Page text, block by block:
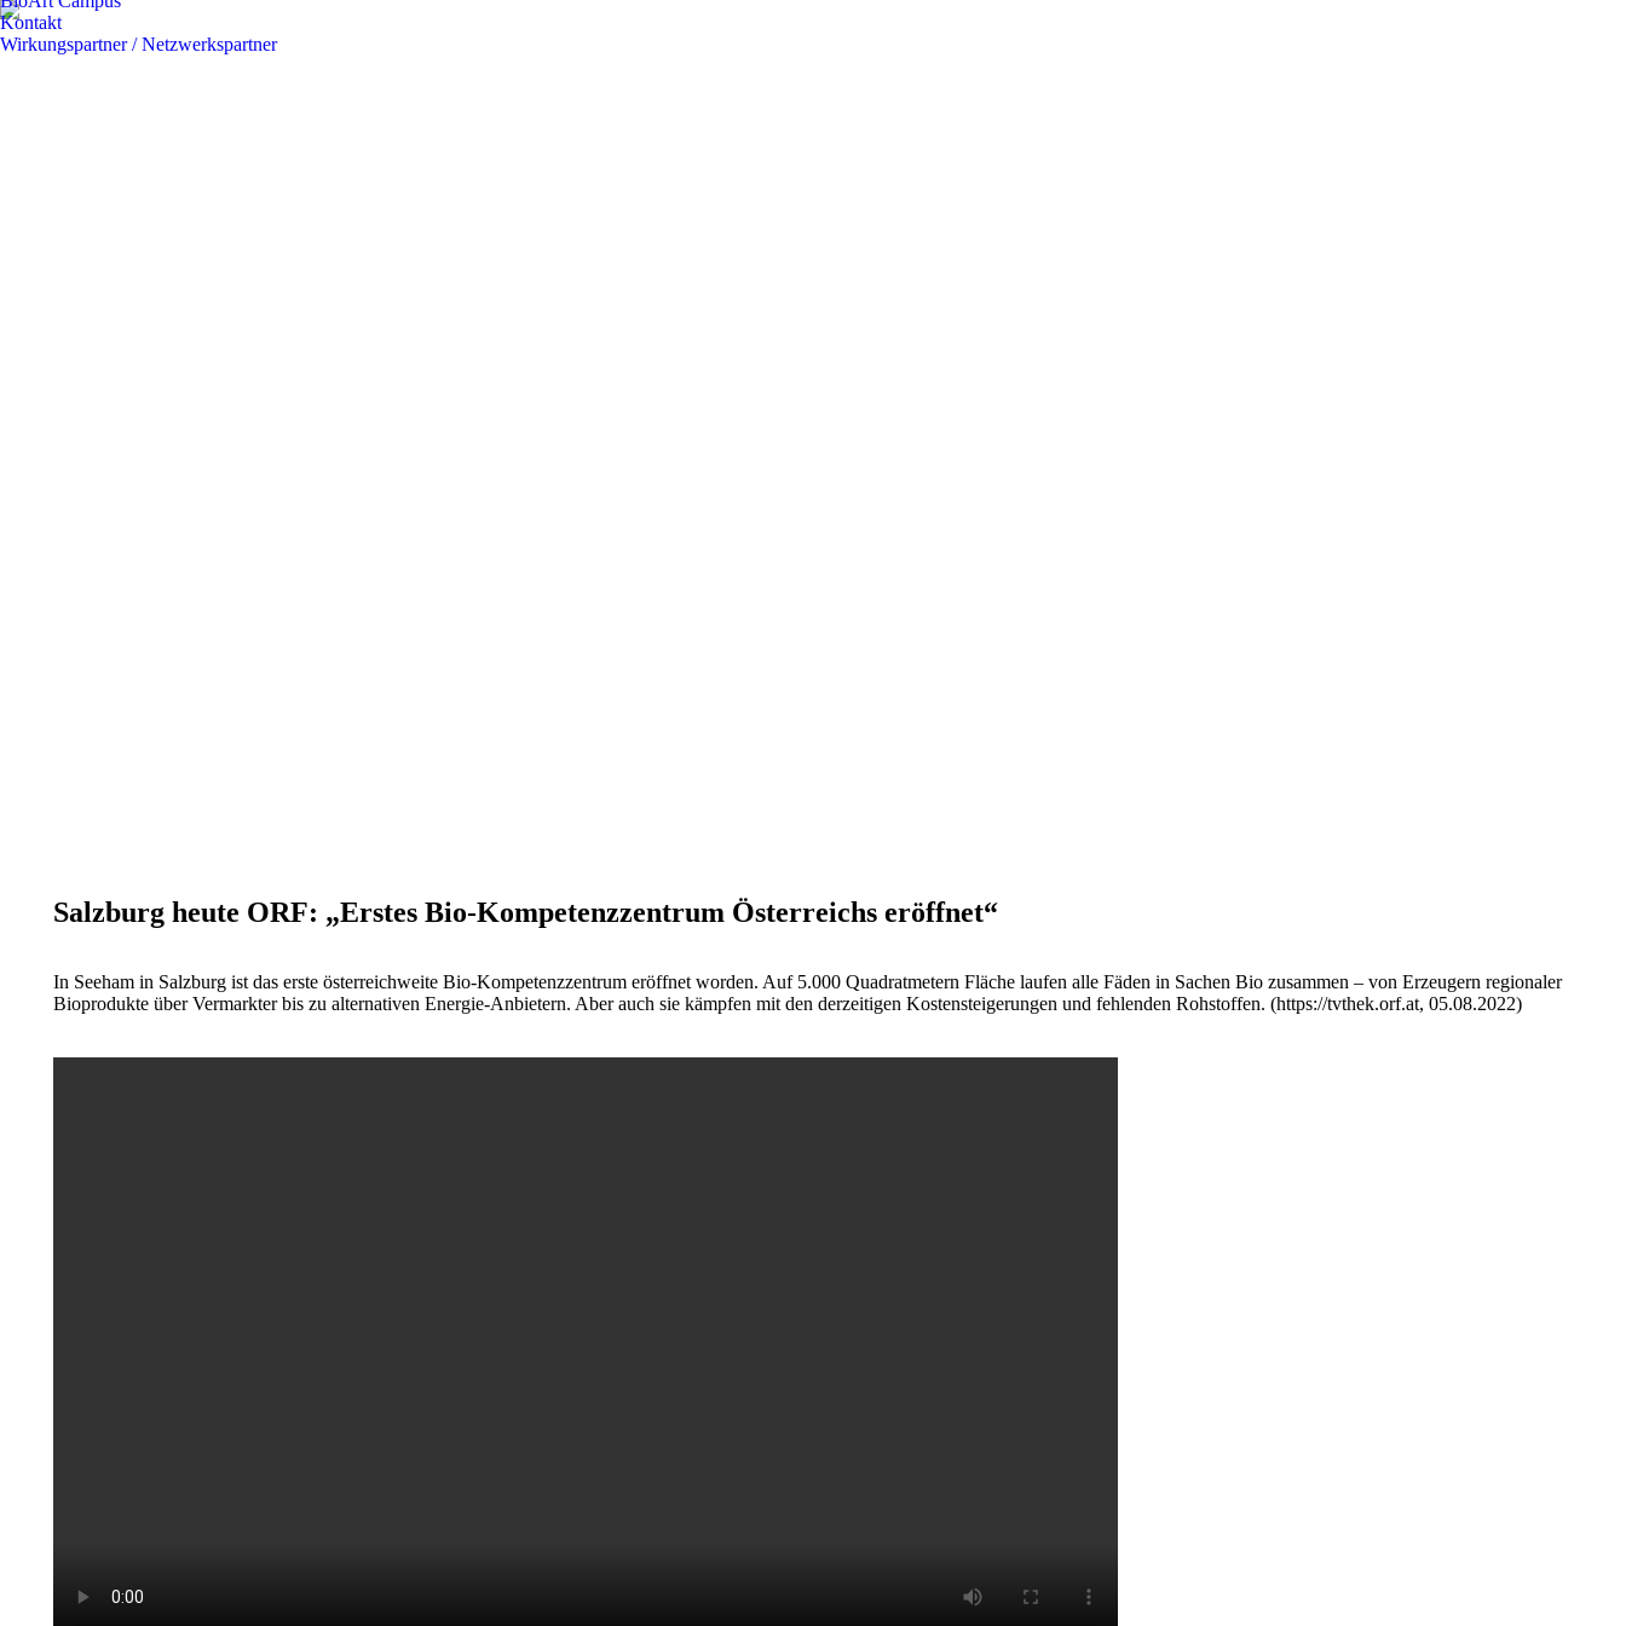
Kontakt
Wirkungspartner / Netzwerkspartner
Salzburg heute ORF: „Erstes Bio-Kompetenzzentrum Österreichs eröffnet“
In Seeham in Salzburg ist das erste österreichweite Bio-Kompetenzzentrum eröffnet worden. Auf 5.000 Quadratmetern Fläche laufen alle Fäden in Sachen Bio zusammen – von Erzeugern regionaler
Bioprodukte über Vermarkter bis zu alternativen Energie-Anbietern. Aber auch sie kämpfen mit den derzeitigen Kostensteigerungen und fehlenden Rohstoffen. (https://tvthek.orf.at, 05.08.2022)